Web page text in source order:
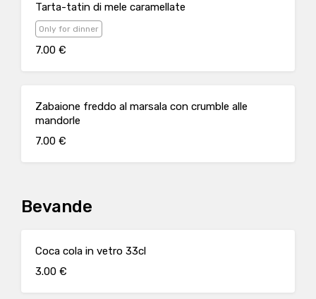
Tarta-tatin di mele caramellate
Only for dinner
7.00 €
Zabaione freddo al marsala con crumble alle
mandorle
7.00 €
Bevande
Coca cola in vetro 33cl
3.00 €